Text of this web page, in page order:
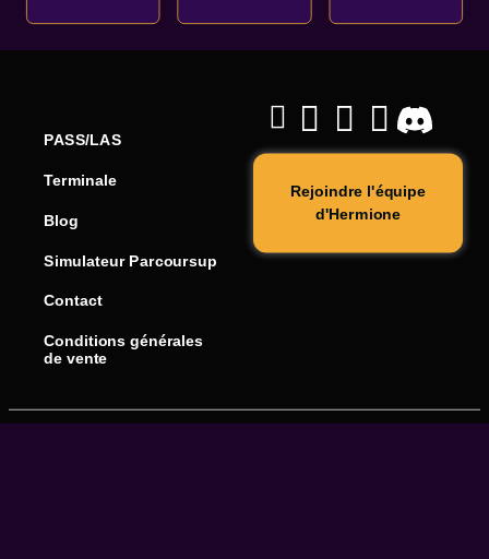
PASS/LAS
Terminale
Blog
Simulateur Parcoursup
Contact
Conditions générales
de vente
Rejoindre l'équipe
d'Hermione